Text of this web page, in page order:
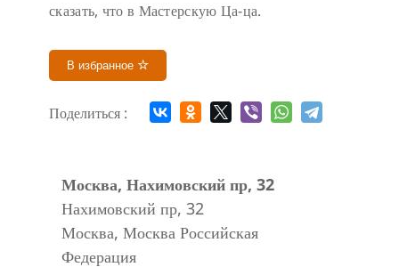
сказать, что в Мастерскую Ца-ца.
В избранное
Поделиться :
Москва, Нахимовский пр, 32
Нахимовский пр, 32
Москва, Москва Российская
Федерация